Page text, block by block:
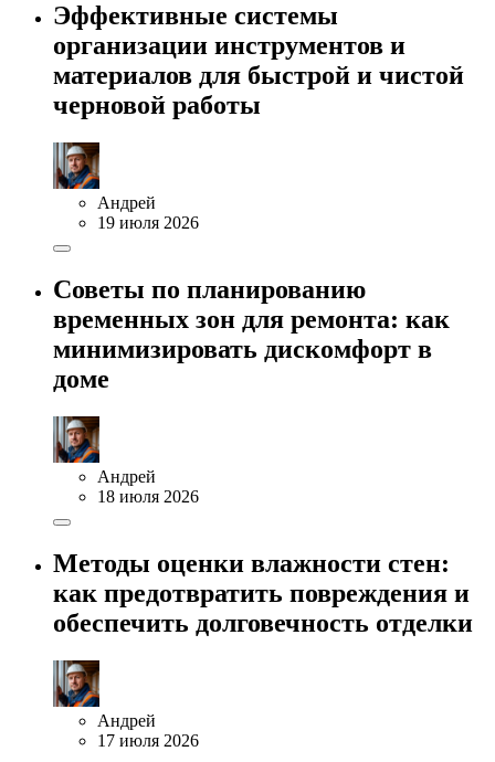
Эффективные системы
организации инструментов и
материалов для быстрой и чистой
черновой работы
Андрей
19 июля 2026
Советы по планированию
временных зон для ремонта: как
минимизировать дискомфорт в
доме
Андрей
18 июля 2026
Методы оценки влажности стен:
как предотвратить повреждения и
обеспечить долговечность отделки
Андрей
17 июля 2026